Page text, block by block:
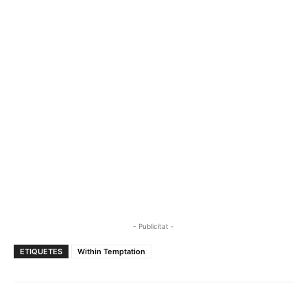
- Publicitat -
ETIQUETES Within Temptation